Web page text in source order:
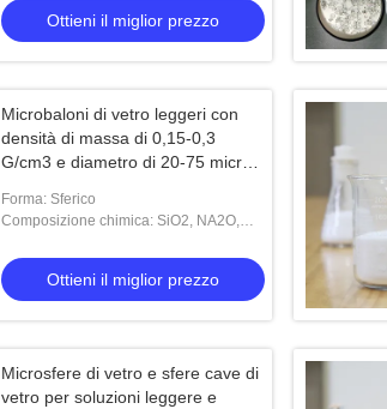
Ottieni il miglior prezzo
Microbaloni di vetro leggeri con
densità di massa di 0,15-0,3
G/cm3 e diametro di 20-75 micron
Forma: Sferico
Composizione chimica: SiO2, NA2O,
Ottieni il miglior prezzo
Microsfere di vetro e sfere cave di
vetro per soluzioni leggere e